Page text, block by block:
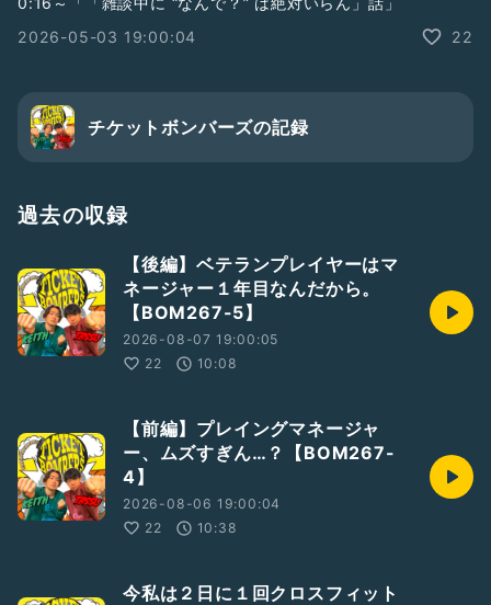
2026-05-03 19:00:04
22
チケットボンバーズの記録
過去の収録
【後編】ベテランプレイヤーはマ
ネージャー１年目なんだから。
【BOM267-5】
2026-08-07 19:00:05
22
10:08
【前編】プレイングマネージャ
ー、ムズすぎん…？【BOM267-
4】
2026-08-06 19:00:04
22
10:38
今私は２日に１回クロスフィット